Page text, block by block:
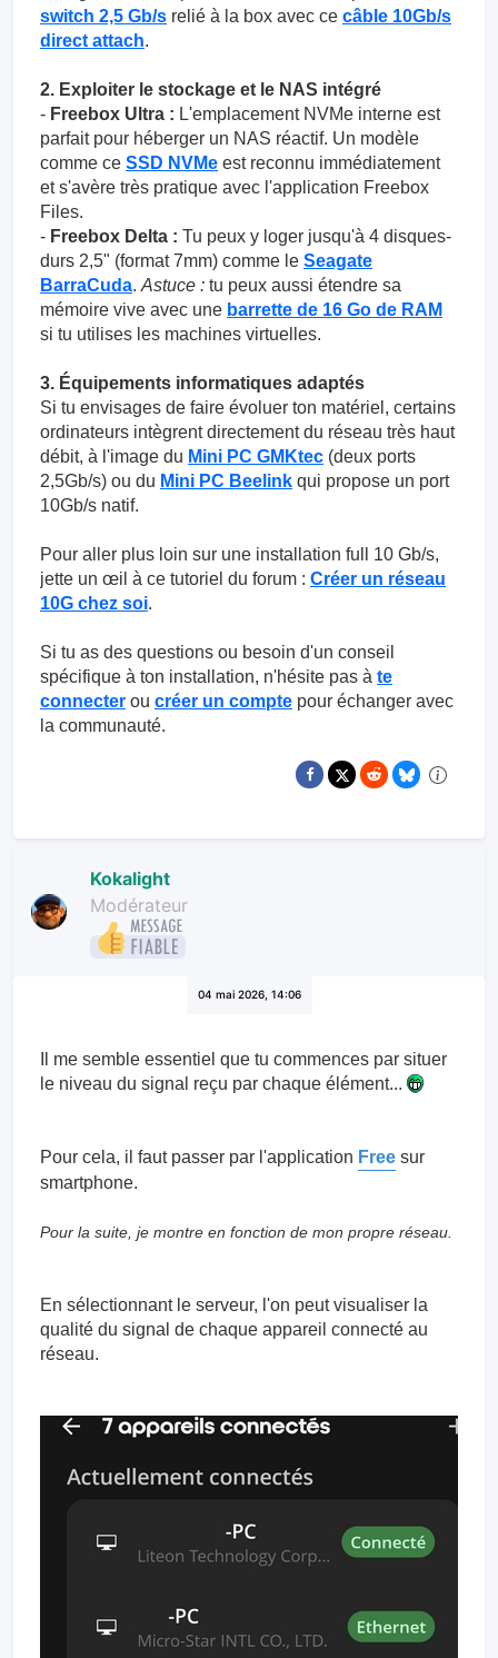
switch 2,5 Gb/s relié à la box avec ce câble 10Gb/s
direct attach.
2. Exploiter le stockage et le NAS intégré
- Freebox Ultra : L'emplacement NVMe interne est
parfait pour héberger un NAS réactif. Un modèle
comme ce SSD NVMe est reconnu immédiatement
et s'avère très pratique avec l'application Freebox
Files.
- Freebox Delta : Tu peux y loger jusqu'à 4 disques-
durs 2,5" (format 7mm) comme le Seagate
BarraCuda. Astuce : tu peux aussi étendre sa
mémoire vive avec une barrette de 16 Go de RAM
si tu utilises les machines virtuelles.
3. Équipements informatiques adaptés
Si tu envisages de faire évoluer ton matériel, certains
ordinateurs intègrent directement du réseau très haut
débit, à l'image du Mini PC GMKtec (deux ports
2,5Gb/s) ou du Mini PC Beelink qui propose un port
10Gb/s natif.
Pour aller plus loin sur une installation full 10 Gb/s,
jette un œil à ce tutoriel du forum : Créer un réseau
10G chez soi.
Si tu as des questions ou besoin d'un conseil
spécifique à ton installation, n'hésite pas à te
connecter ou créer un compte pour échanger avec
la communauté.
Kokalight
Modérateur
04 mai 2026, 14:06
Il me semble essentiel que tu commences par situer
le niveau du signal reçu par chaque élément...
Pour cela, il faut passer par l'application Free sur
smartphone.
Pour la suite, je montre en fonction de mon propre réseau.
En sélectionnant le serveur, l'on peut visualiser la
qualité du signal de chaque appareil connecté au
réseau.